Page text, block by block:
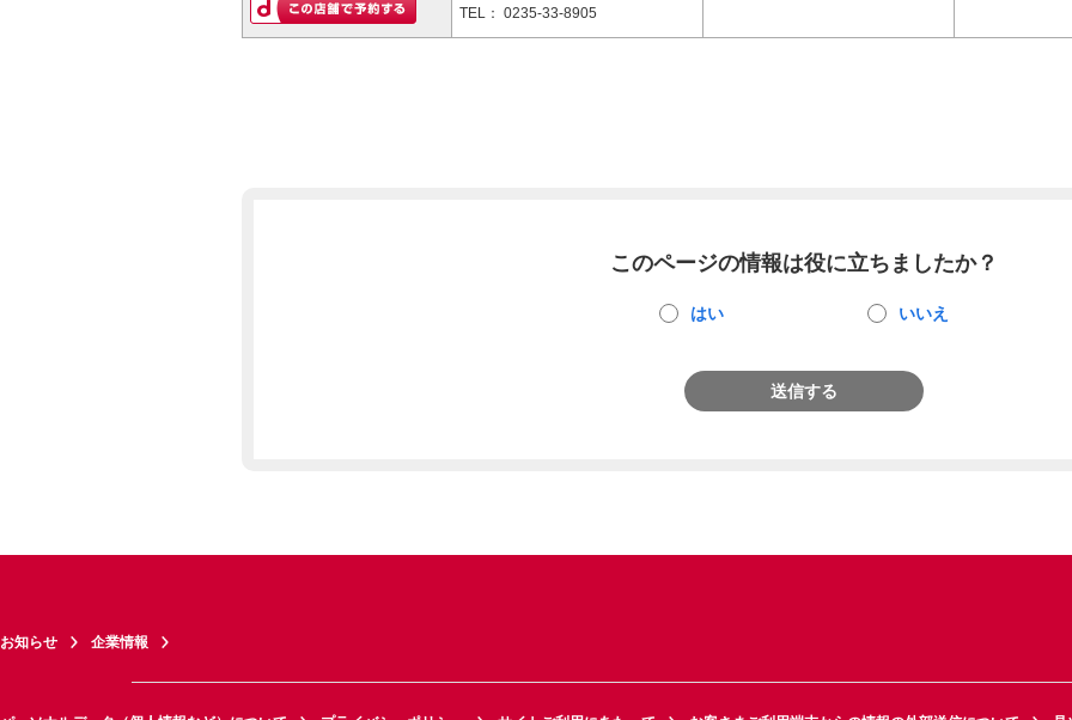
TEL： 0235-33-8905
このページの情報は役に立ちましたか？
はい いいえ
送信する
お知らせ 企業情報